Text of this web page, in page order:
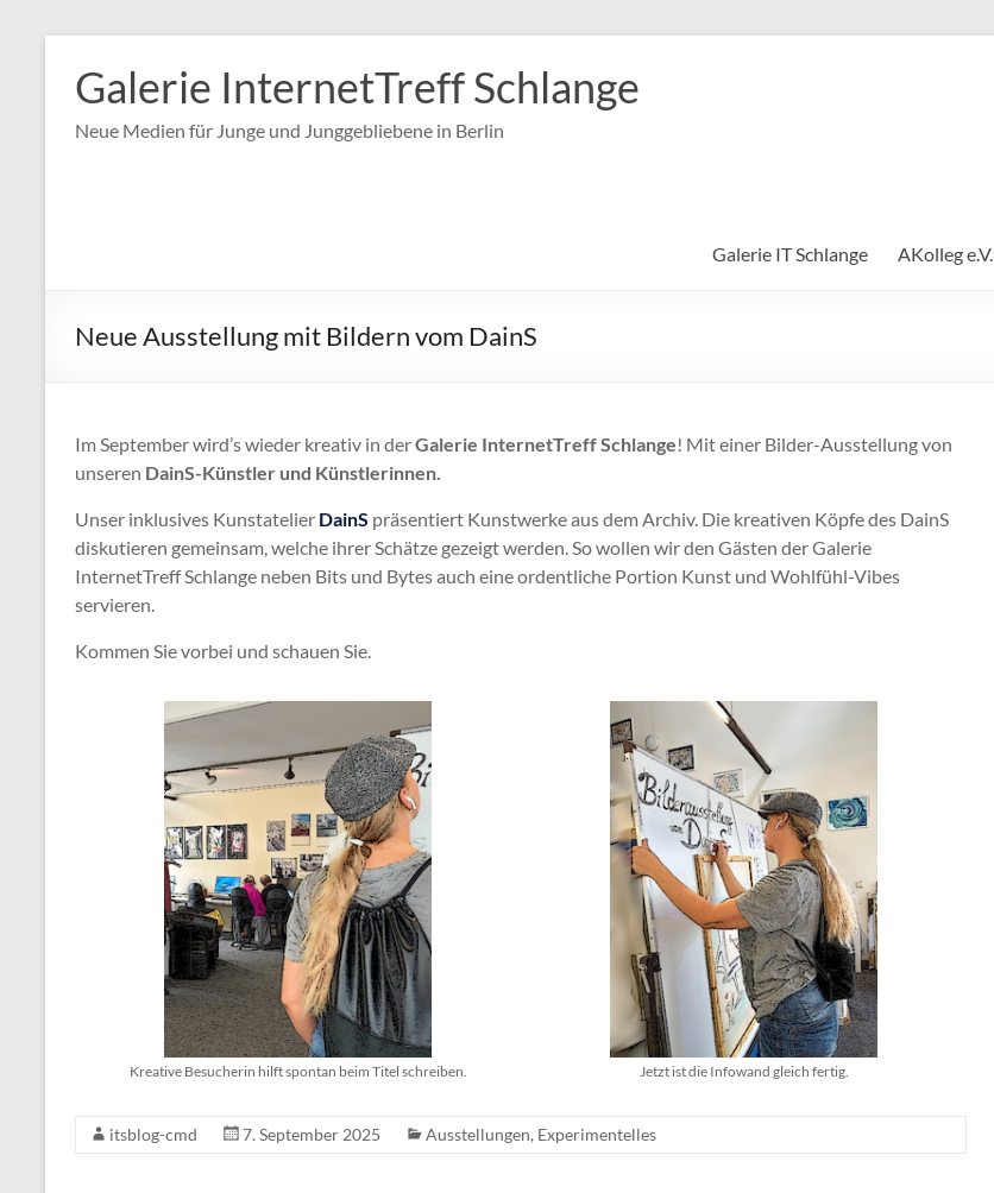
Inhalt
springen
Galerie InternetTreff Schlange
Neue Medien für Junge und Junggebliebene in Berlin
Galerie IT Schlange AKolleg e.V.
Neue Ausstellung mit Bildern vom DainS
Im September wird’s wieder kreativ in derGalerie InternetTreff Schlange! Mit einer Bilder-Ausstellung von
unseren DainS-Künstler und Künstlerinnen.
Unser inklusives Kunstatelier DainS präsentiert Kunstwerke aus dem Archiv. Die kreativen Köpfe des DainS
diskutieren gemeinsam, welche ihrer Schätze gezeigt werden.So wollen wir den Gästen der Galerie
InternetTreff Schlange neben Bits und Bytes auch eine ordentliche Portion Kunst und Wohlfühl-Vibes
servieren.
Kommen Sie vorbei und schauen Sie.
Kreative Besucherin hilft spontan beim Titel schreiben. Jetzt ist die Infowand gleich fertig.
itsblog-cmd 7. September 2025 Ausstellungen, Experimentelles